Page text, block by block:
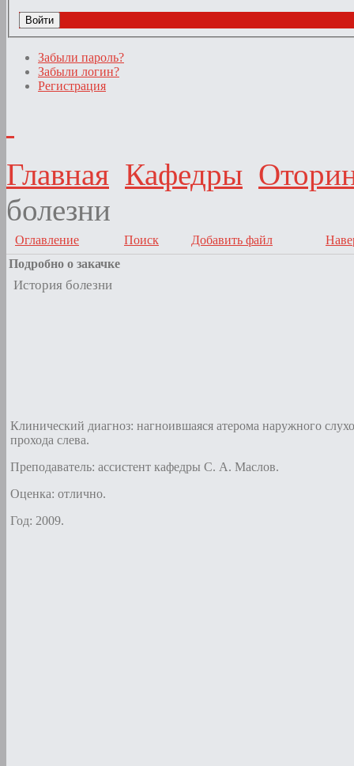
Забыли пароль?
Забыли логин?
Регистрация
Главная Кафедры
болезни
Оглавление Поиск Добавить файл
Подробно о закачке
История болезни
Клинический диагноз: нагноившаяся атерома наружного
прохода слева.
Преподаватель: ассистент кафедры С. А. Маслов.
Оценка: отлично.
Год: 2009.